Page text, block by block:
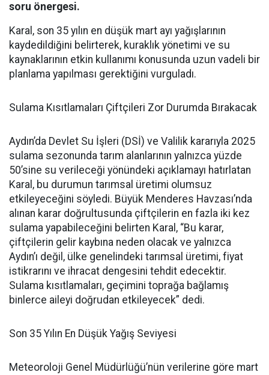
soru önergesi.
Karal, son 35 yılın en düşük mart ayı yağışlarının
kaydedildiğini belirterek, kuraklık yönetimi ve su
kaynaklarının etkin kullanımı konusunda uzun vadeli bir
planlama yapılması gerektiğini vurguladı.
Sulama Kısıtlamaları Çiftçileri Zor Durumda Bırakacak
Aydın’da Devlet Su İşleri (DSİ) ve Valilik kararıyla 2025
sulama sezonunda tarım alanlarının yalnızca yüzde
50’sine su verileceği yönündeki açıklamayı hatırlatan
Karal, bu durumun tarımsal üretimi olumsuz
etkileyeceğini söyledi. Büyük Menderes Havzası’nda
alınan karar doğrultusunda çiftçilerin en fazla iki kez
sulama yapabileceğini belirten Karal, “Bu karar,
çiftçilerin gelir kaybına neden olacak ve yalnızca
Aydın’ı değil, ülke genelindeki tarımsal üretimi, fiyat
istikrarını ve ihracat dengesini tehdit edecektir.
Sulama kısıtlamaları, geçimini toprağa bağlamış
binlerce aileyi doğrudan etkileyecek” dedi.
Son 35 Yılın En Düşük Yağış Seviyesi
Meteoroloji Genel Müdürlüğü’nün verilerine göre mart